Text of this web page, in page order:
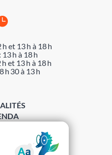
h et 13 h à 18 h
h à 18 h
h et 13 h à 18 h
h 30 à 13 h
LÉGALES